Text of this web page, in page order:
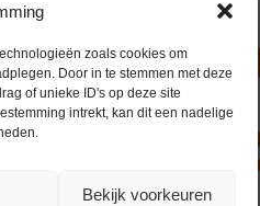
zoals cookies om
Door in te stemmen met deze
of unieke ID's op deze site
intrekt, kan dit een nadelige
Bekijk voorkeuren